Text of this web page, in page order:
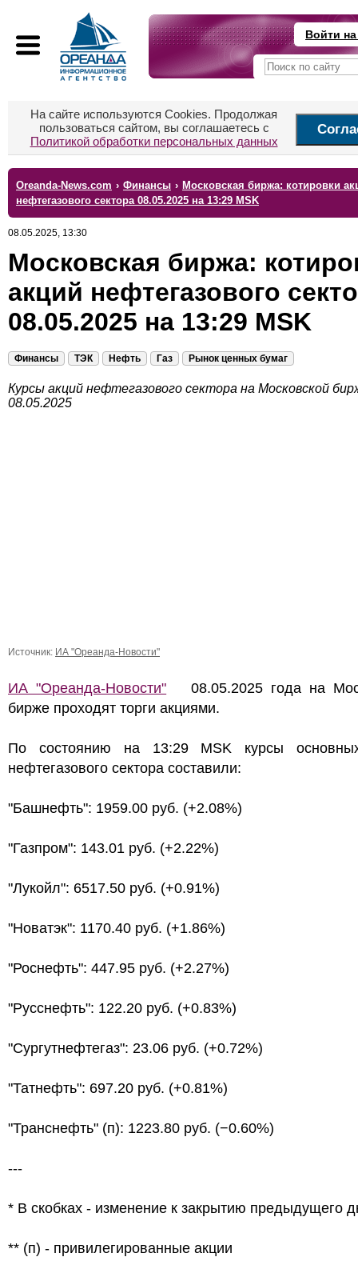
Войти
На сайте используются Cookies. Продолжая
пользоваться сайтом, вы соглашаетесь с
Политикой обработки персональных данных
Oreanda-News.com › Финансы › Московская биржа: котировки
нефтегазового сектора 08.05.2025 на 13:29 MSK
08.05.2025, 13:30
Московская биржа:
акций нефтегазового
08.05.2025 на 13:29 MSK
Финансы ТЭК Нефть Газ Рынок ценных бумаг
Курсы акций нефтегазового сектора на Московской
08.05.2025
Источник: ИА "Ореанда-Новости"
ИА "Ореанда-Новости" 08.05.2025 года на
бирже проходят торги акциями.
По состоянию на 13:29 MSK курсы
нефтегазового сектора составили:
"Башнефть": 1959.00 руб. (+2.08%)
"Газпром": 143.01 руб. (+2.22%)
"Лукойл": 6517.50 руб. (+0.91%)
"Новатэк": 1170.40 руб. (+1.86%)
"Роснефть": 447.95 руб. (+2.27%)
"Русснефть": 122.20 руб. (+0.83%)
"Сургутнефтегаз": 23.06 руб. (+0.72%)
"Татнефть": 697.20 руб. (+0.81%)
"Транснефть" (п): 1223.80 руб. (−0.60%)
---
* В скобках - изменение к закрытию предыдущего
** (п) - привилегированные акции